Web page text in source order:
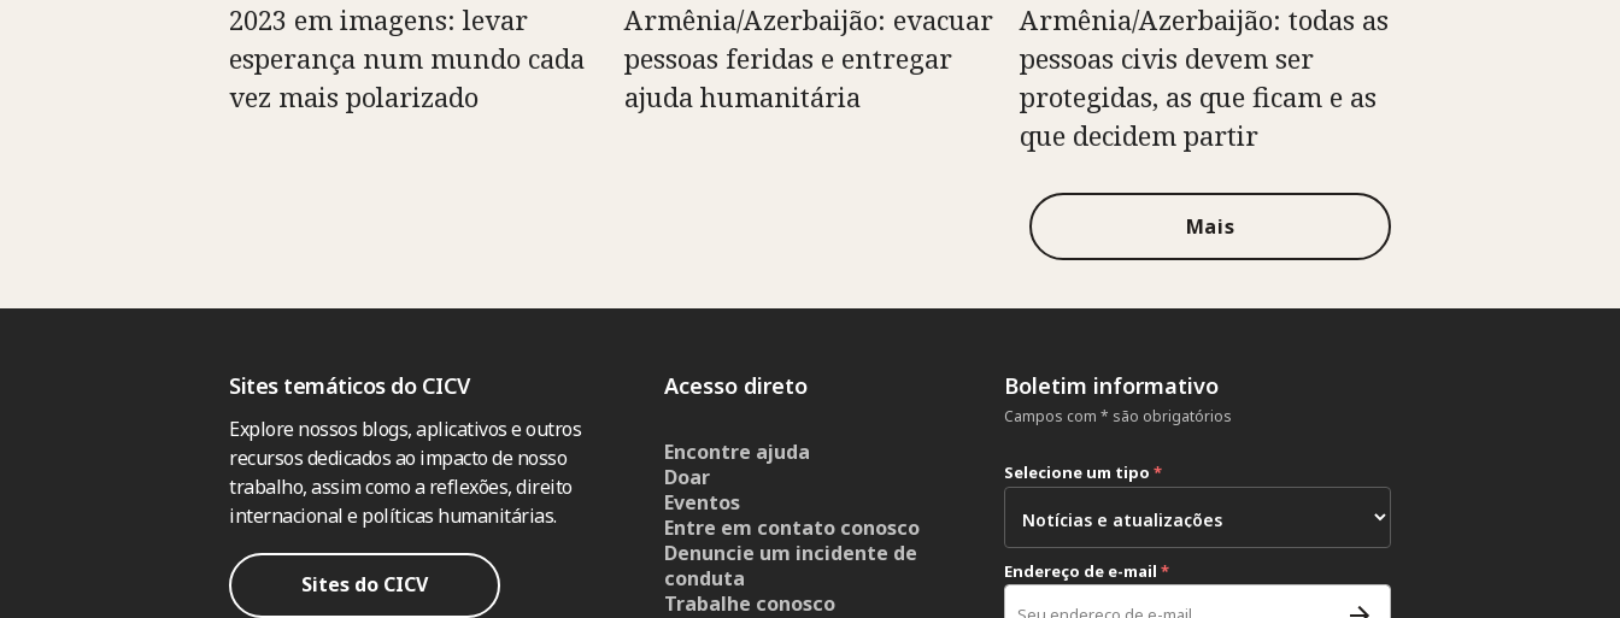
2023 em imagens: levar
esperança num mundo cada
vez mais polarizado
Armênia/Azerbaijão: evacuar
pessoas feridas e entregar
ajuda humanitária
Armênia/Azerbaijão: todas as
pessoas civis devem ser
protegidas, as que ficam e as
que decidem partir
Mais
Sites temáticos do CICV
Explore nossos blogs, aplicativos e outros
recursos dedicados ao impacto de nosso
trabalho, assim como a reflexões, direito
internacional e políticas humanitárias.
Sites do CICV
Acesso direto
Encontre ajuda
Doar
Eventos
Entre em contato conosco
Denuncie um incidente de
conduta
Trabalhe conosco
Boletim informativo
Campos com * são obrigatórios
Selecione um tipo *
Endereço de e-mail *